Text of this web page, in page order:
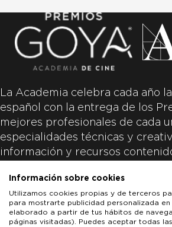
La Academia celebra cada año
español con la entrega de los
mejores profesionales de cada
especialidades técnicas y
información y recursos
productoras de las películas y
única y exclusiva de las mismas.
Información sobre cookies
Utilizamos cookies propias y de terceros
para mostrarte publicidad personalizada en
elaborado a partir de tus hábitos de
páginas visitadas). Puedes aceptar todas